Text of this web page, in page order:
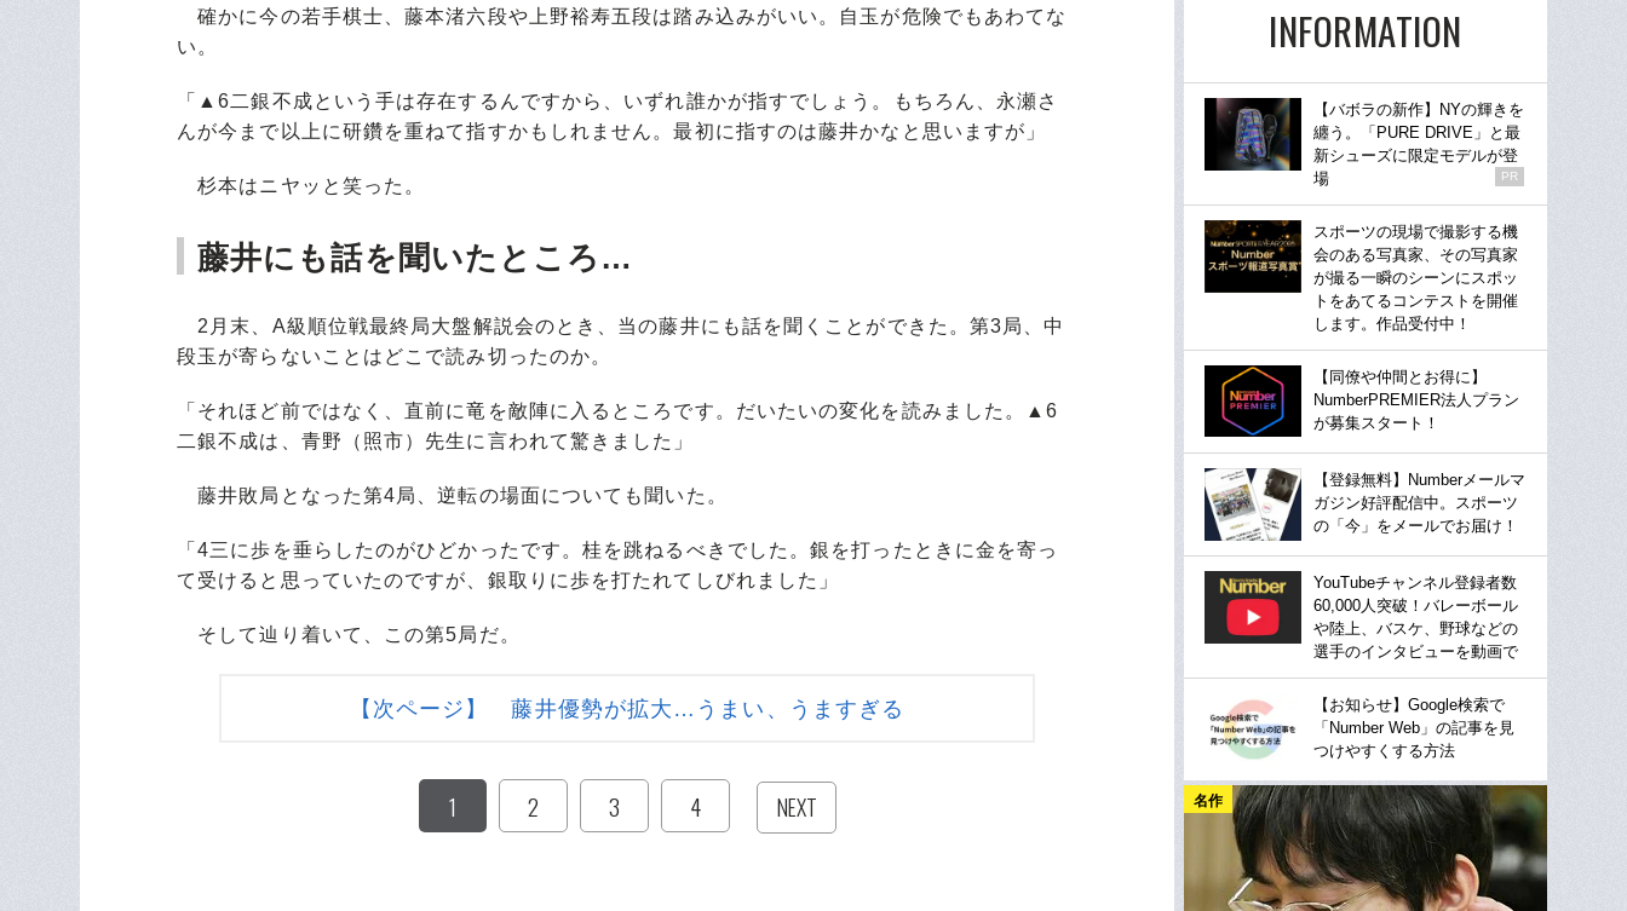
確かに今の若手棋士、藤本渚六段や上野裕寿五段は踏み込みがいい。自玉が危険でもあわてな
い。
「▲6二銀不成という手は存在するんですから、いずれ誰かが指すでしょう。もちろん、永瀬さ
んが今まで以上に研鑽を重ねて指すかもしれません。最初に指すのは藤井かなと思いますが」
杉本はニヤッと笑った。
藤井にも話を聞いたところ…
2月末、A級順位戦最終局大盤解説会のとき、当の藤井にも話を聞くことができた。第3局、中
段玉が寄らないことはどこで読み切ったのか。
「それほど前ではなく、直前に竜を敵陣に入るところです。だいたいの変化を読みました。▲6
二銀不成は、青野（照市）先生に言われて驚きました」
藤井敗局となった第4局、逆転の場面についても聞いた。
「4三に歩を垂らしたのがひどかったです。桂を跳ねるべきでした。銀を打ったときに金を寄っ
て受けると思っていたのですが、銀取りに歩を打たれてしびれました」
そして辿り着いて、この第5局だ。
【次ページ】 藤井優勢が拡大…うまい、うますぎる
1 2 3 4 NEXT
INFORMATION
【バボラの新作】NYの輝きを
纏う。「PURE DRIVE」と最
新シューズに限定モデルが登
場
PR
スポーツの現場で撮影する機
会のある写真家、その写真家
が撮る一瞬のシーンにスポッ
トをあてるコンテストを開催
します。作品受付中！
【同僚や仲間とお得に】
NumberPREMIER法人プラン
が募集スタート！
【登録無料】Numberメールマ
ガジン好評配信中。スポーツ
の「今」をメールでお届け！
YouTubeチャンネル登録者数
60,000人突破！バレーボール
や陸上、バスケ、野球などの
選手のインタビューを動画で
【お知らせ】Google検索で
「Number Web」の記事を見
つけやすくする方法
名作